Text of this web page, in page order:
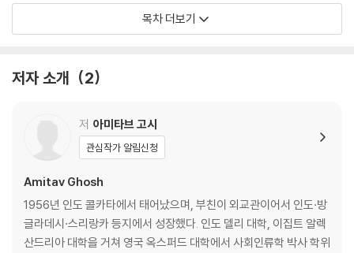
역사 논픽션으로서 이 책을 완성했다. 90여 쪽에 달하는 미주는 그의 성실
함과 노력을 말해주는 작은 증거일 뿐이다. 냉철하면서도 따듯한 고시의
10 동부와 서부
14 광저우
16 제국을 떠받치는 기둥
18 불길한 징조와 상서로운 징조
감사의 글
옮긴이의 글
목차 더보기
저자 소개 2
저 아미타브 고시
관심작가 알림신청
Amitav Ghosh
1956년 인도 콜카타에서 태어났으며, 부친이 외교관이어서 인도·방
글라데시·스리랑카 등지에서 성장했다. 인도 델리 대학, 이집트 알렉
산드리아 대학을 거쳐 영국 옥스퍼드 대학에서 사회인류학 박사 학위